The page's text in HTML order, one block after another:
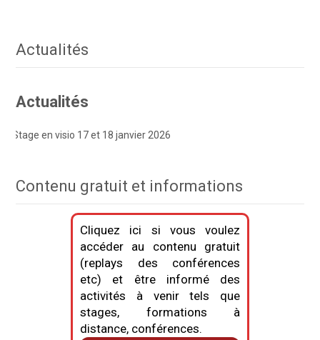
Actualités
Actualités
en visio 17 et 18 janvier 2026
Contenu gratuit et informations
Cliquez ici si vous voulez
accéder au contenu gratuit
(replays des conférences
etc) et être informé des
activités à venir tels que
stages, formations à
distance, conférences.